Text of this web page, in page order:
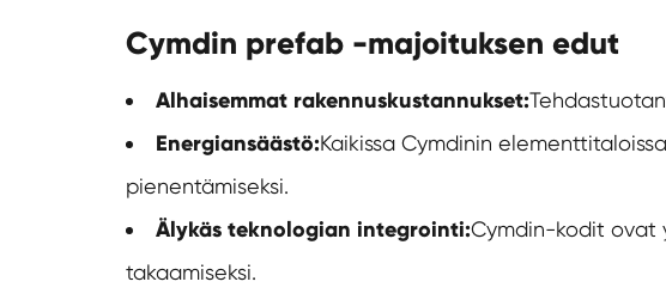
Cymdin prefab -majoituksen edut
Alhaisemmat rakennuskustannukset:
Energiansäästö:Kaikissa Cymdinin
pienentämiseksi.
Älykäs teknologian integrointi:Cymdin-kodit ovat
takaamiseksi.